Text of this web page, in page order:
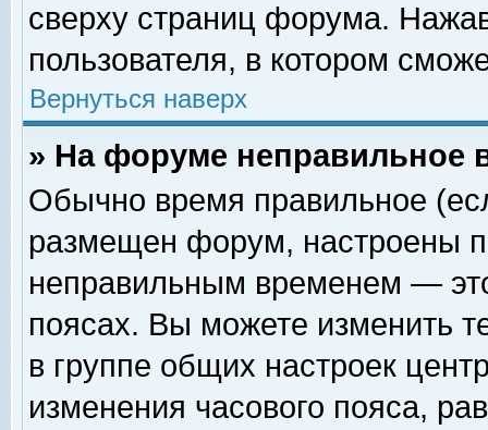
сверху страниц форума.
пользователя, в котором
Вернуться наверх
» На форуме неправильное
Обычно время правильное
размещен форум, настроены
неправильным временем —
поясах. Вы можете изменить
в группе общих настроек
изменения часового пояса,